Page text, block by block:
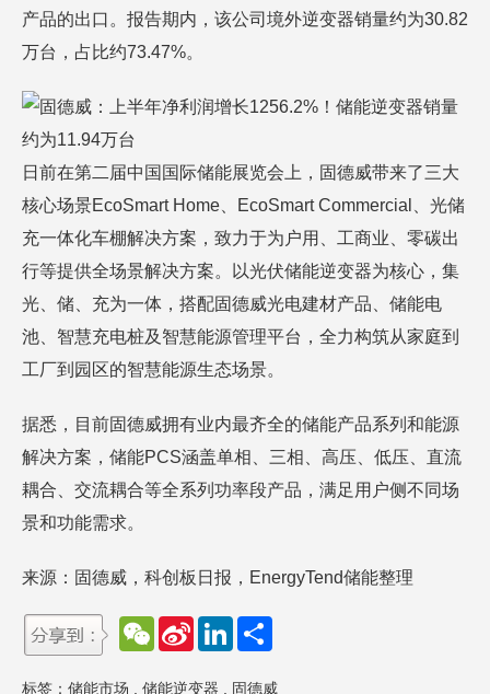
产品的出口。报告期内，该公司境外逆变器销量约为30.82
万台，占比约73.47%。
日前在第二届中国国际储能展览会上，固德威带来了三大
核心场景EcoSmart Home、EcoSmart Commercial、光储
充一体化车棚解决方案，致力于为户用、工商业、零碳出
行等提供全场景解决方案。以光伏储能逆变器为核心，集
光、储、充为一体，搭配固德威光电建材产品、储能电
池、智慧充电桩及智慧能源管理平台，全力构筑从家庭到
工厂到园区的智慧能源生态场景。
据悉，目前固德威拥有业内最齐全的储能产品系列和能源
解决方案，储能PCS涵盖单相、三相、高压、低压、直流
耦合、交流耦合等全系列功率段产品，满足用户侧不同场
景和功能需求。
来源：固德威，科创板日报，EnergyTend储能整理
W
e
h
S
a
L
标签： 储能市场 储能逆变器 固德威